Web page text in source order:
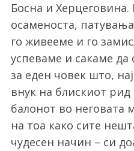
Босна и Херцеговина.
осаменоста,
го живееме и го
успеваме и сакаме да
за еден човек што,
внук на блискиот рид
балонот во неговата
на тоа како сите
чудесен начин – си
e
a
r
c
f
o
r
: